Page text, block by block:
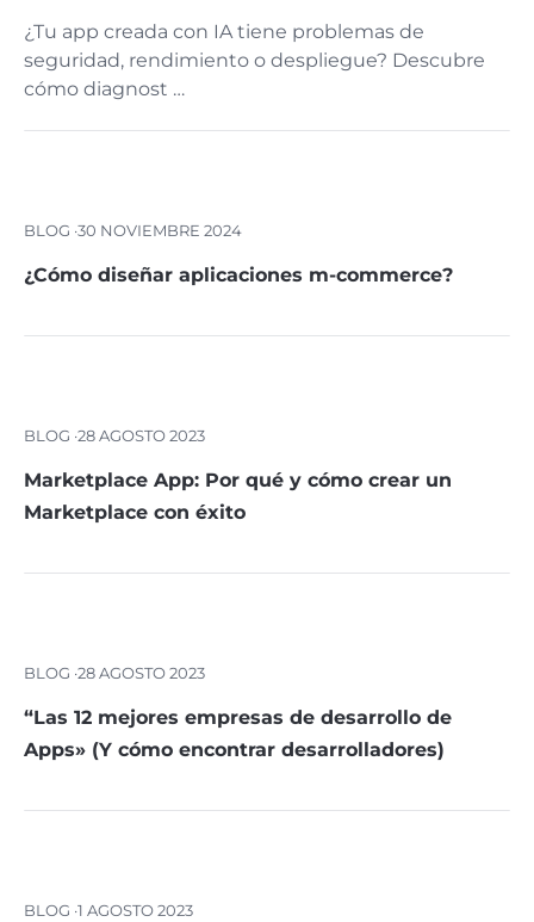
¿Tu app creada con IA tiene problemas de
seguridad, rendimiento o despliegue? Descubre
cómo diagnost …
BLOG ·30 NOVIEMBRE 2024
¿Cómo diseñar aplicaciones m-commerce?
BLOG ·28 AGOSTO 2023
Marketplace App: Por qué y cómo crear un
Marketplace con éxito
BLOG ·28 AGOSTO 2023
“Las 12 mejores empresas de desarrollo de
Apps» (Y cómo encontrar desarrolladores)
BLOG ·1 AGOSTO 2023